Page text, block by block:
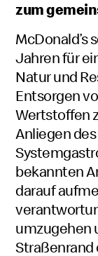
zum
McDonald’s
Jahren für
Natur und
Entsorgen
Wertstoffen
Anliegen des
bekannten
darauf
umzugehen
Straßenrand